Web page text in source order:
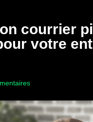
courrier
votre